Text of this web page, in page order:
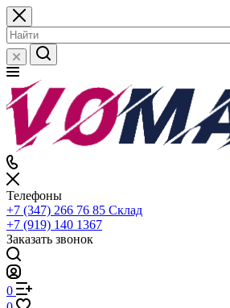
Телефоны
+7 (347) 266 76 85 Склад
+7 (919) 140 1367
Заказать звонок
0